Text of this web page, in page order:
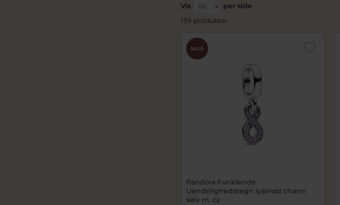
Vis
per side
139 produkter
SALE
Pandora Funklende
Uendelighedstegn lyserød charm
sølv m. cz